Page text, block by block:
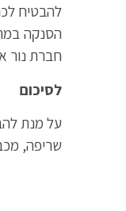
להבטיח
הסנקה
חברת נור
לסיכום
על מנת
שריפה,